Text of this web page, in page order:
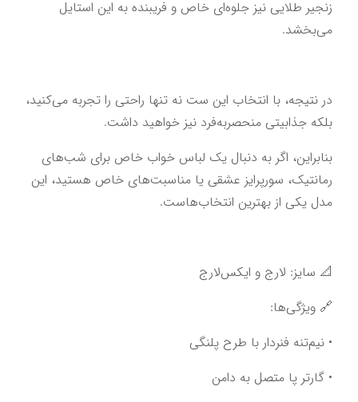
می‌بخشد.
بلکه جذابیتی منحصربه‌فرد نیز خواهید داشت.
مدل یکی از بهترین انتخاب‌هاست.
📐 سایز: لارج و ایکس‌لارج
🔗 ویژگی‌ها:
• نیم‌تنه فنردار با طرح پلنگی
• گارتر پا متصل به دامن